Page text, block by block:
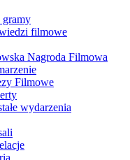
gramy
filmowe
Nagroda Filmowa
Filmowe
wydarzenia